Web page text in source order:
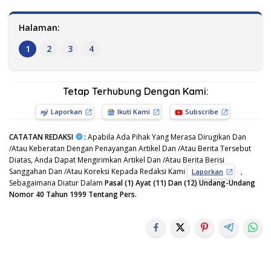
Halaman:
1
2 3 4
Tetap Terhubung Dengan Kami:
Laporkan Ikuti Kami Subscribe
CATATAN REDAKSI : Apabila Ada Pihak Yang Merasa Dirugikan Dan
/Atau Keberatan Dengan Penayangan Artikel Dan /Atau Berita Tersebut
Diatas, Anda Dapat Mengirimkan Artikel Dan /Atau Berita Berisi
Sanggahan Dan /Atau Koreksi Kepada Redaksi Kami
Laporkan
,
Sebagaimana Diatur Dalam Pasal (1) Ayat (11) Dan (12) Undang-Undang
Nomor 40 Tahun 1999 Tentang Pers.